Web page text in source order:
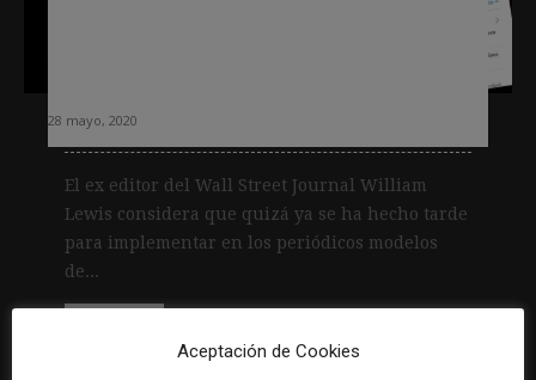
28 mayo, 2020
El ex editor del Wall Street Journal William
Lewis considera que quizá ya se ha hecho tarde
para implementar en los periódicos modelos
de...
Aceptación de Cookies